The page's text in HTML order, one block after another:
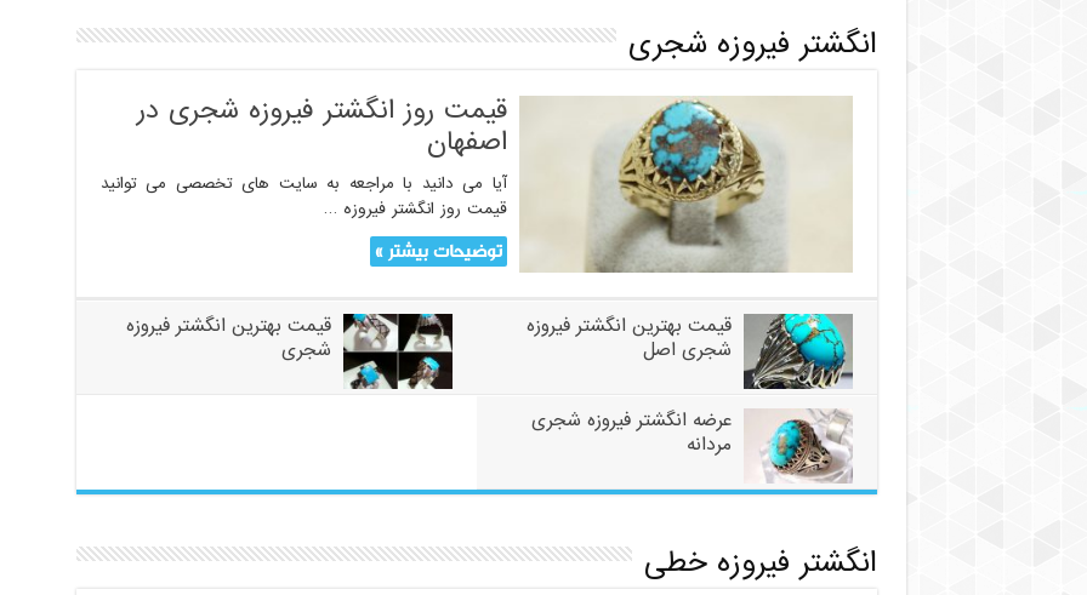
انگشتر فیروزه شجری
قیمت روز انگشتر فیروزه شجری در
اصفهان
آیا می دانید با مراجعه به سایت های تخصصی می توانید
قیمت روز انگشتر فیروزه …
توضیحات بیشتر »
قیمت بهترین انگشتر فیروزه
شجری اصل
قیمت بهترین انگشتر فیروزه
شجری
عرضه انگشتر فیروزه شجری
مردانه
انگشتر فیروزه خطی